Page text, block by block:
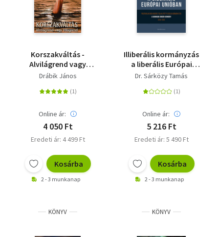
Korszakváltás -
Alvilágrend vagy
világrend
Drábik János
Online ár:
4 050 Ft
Eredeti ár: 4 499 Ft
Kosárba
2 - 3 munkanap
Illiberális kormányzás
a liberális Európai
Unióban - Politikailag
plebejus kormányzás -
kormány, 2014-2018
Dr. Sárközy Tamás
Online ár:
5 216 Ft
Eredeti ár: 5 490 Ft
Kosárba
2 - 3 munkanap
KÖNYV KÖNYV